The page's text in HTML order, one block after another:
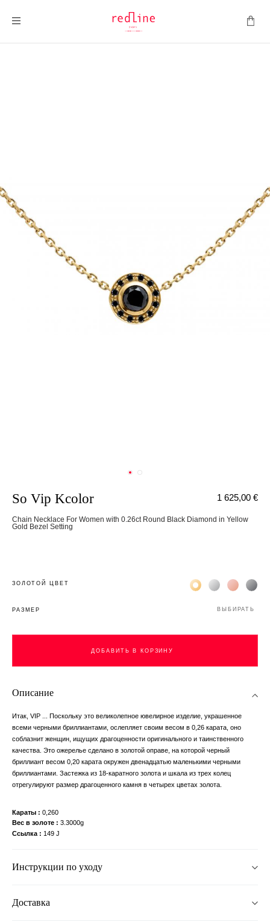
So Vip Kcolor
Chain Necklace For Women with 0.26ct Round Black Diamond in Yellow
Gold Bezel Setting
1 625,00 €
ЗОЛОТОЙ ЦВЕТ Жёлтое золото 18К
Белое золото
Розовое
РАЗМЕР ВЫБИРАТЬ
ДОБАВИТЬ В КОРЗИНУ
Описание
Итак, VIP ... Поскольку это великолепное ювелирное изделие, украшенное
всеми черными бриллиантами, ослепляет своим весом в 0,26 карата, оно
соблазнит женщин, ищущих драгоценности оригинального и таинственного
качества. Это ожерелье сделано в золотой оправе, на которой черный
бриллиант весом 0,20 карата окружен двенадцатью маленькими черными
бриллиантами. Застежка из 18-каратного золота и шкала из трех колец
отрегулируют размер драгоценного камня в четырех цветах золота.
Караты
0,260
Вес в золоте
3.3000g
Ссылка
149 J
Инструкции по уходу
Доставка